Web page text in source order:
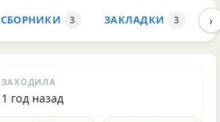
СБОРНИКИ 3 ЗАКЛАДКИ 3 ›
ЗАХОДИЛА
1 год назад